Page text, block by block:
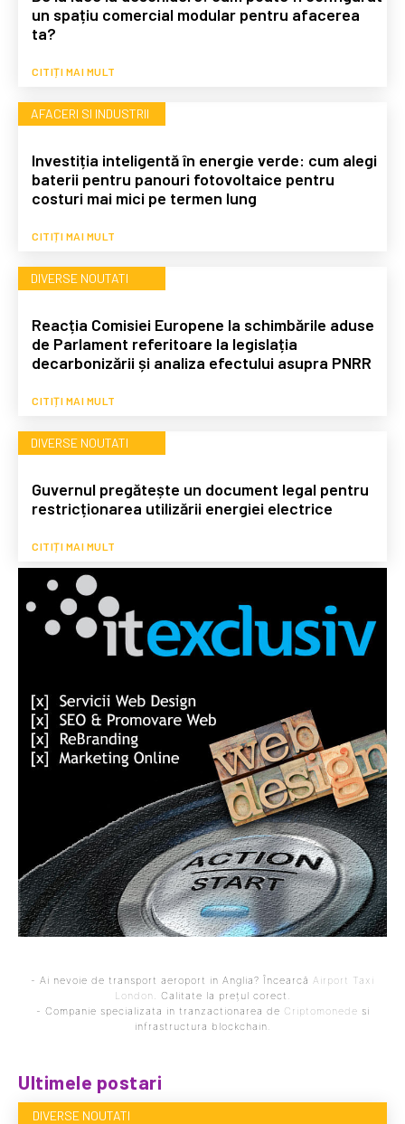
un spațiu comercial modular pentru afacerea
ta?
CITIȚI MAI MULT
AFACERI SI INDUSTRII
Investiția inteligentă în energie verde: cum alegi
baterii pentru panouri fotovoltaice pentru
costuri mai mici pe termen lung
CITIȚI MAI MULT
DIVERSE NOUTATI
Reacția Comisiei Europene la schimbările aduse
de Parlament referitoare la legislația
decarbonizării și analiza efectului asupra PNRR
CITIȚI MAI MULT
DIVERSE NOUTATI
Guvernul pregătește un document legal pentru
restricționarea utilizării energiei electrice
CITIȚI MAI MULT
- Ai nevoie de transport aeroport in Anglia? Încearcă Airport Taxi
London
. Calitate la prețul corect.
- Companie specializata in tranzactionarea de Criptomonede si
infrastructura blockchain.
Ultimele postari
DIVERSE NOUTATI